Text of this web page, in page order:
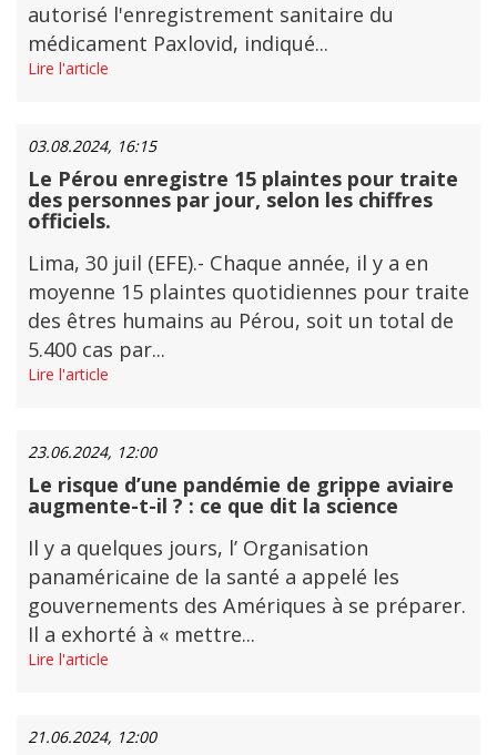
autorisé l'enregistrement sanitaire du
médicament Paxlovid, indiqué...
Lire l'article
03.08.2024, 16:15
Le Pérou enregistre 15 plaintes pour traite
des personnes par jour, selon les chiffres
officiels.
Lima, 30 juil (EFE).- Chaque année, il y a en
moyenne 15 plaintes quotidiennes pour traite
des êtres humains au Pérou, soit un total de
5.400 cas par...
Lire l'article
23.06.2024, 12:00
Le risque d’une pandémie de grippe aviaire
augmente-t-il ? : ce que dit la science
Il y a quelques jours, l’ Organisation
panaméricaine de la santé a appelé les
gouvernements des Amériques à se préparer.
Il a exhorté à « mettre...
Lire l'article
21.06.2024, 12:00